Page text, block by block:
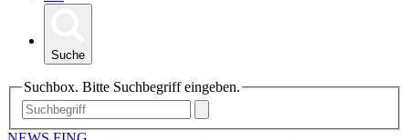
Suche
Suchbox. Bitte Suchbegriff eingeben.